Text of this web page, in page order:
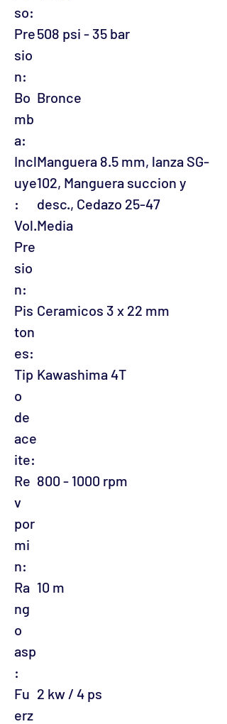
so:
Pre
sio
n:
508 psi - 35 bar
Bo
mb
a:
Bronce
Incl
uye
:
Manguera 8.5 mm, lanza SG-
102, Manguera succion y
desc., Cedazo 25-47
Vol.
Pre
sio
n:
Media
Pis
ton
es:
Ceramicos 3 x 22 mm
Tip
o
de
ace
ite:
Kawashima 4T
Re
v
por
mi
n:
800 - 1000 rpm
Ra
ng
o
asp
:
10 m
Fu
erz
2 kw / 4 ps